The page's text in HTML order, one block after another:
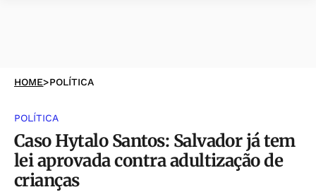
HOME>POLÍTICA
POLÍTICA
Caso Hytalo Santos: Salvador já tem
lei aprovada contra adultização de
crianças